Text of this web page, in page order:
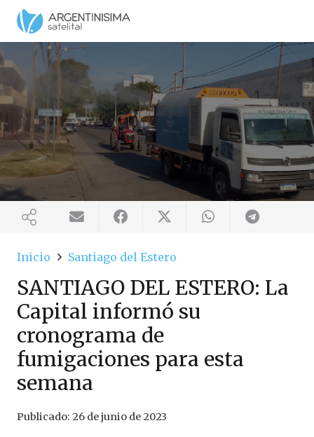
Inicio Santiago del Estero
SANTIAGO DEL ESTERO: La
Capital informó su
cronograma de
fumigaciones para esta
semana
Publicado: 26 de junio de 2023